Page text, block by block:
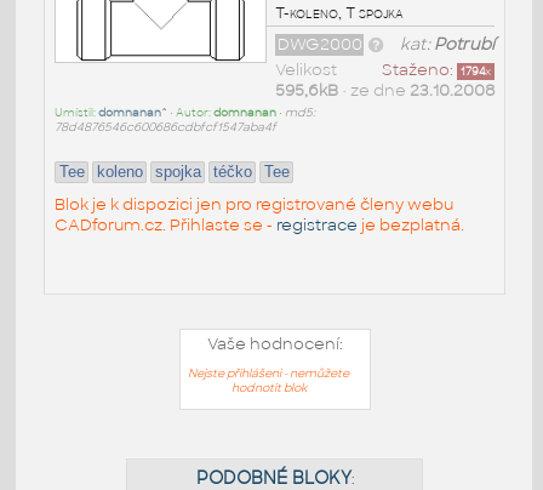
T-koleno, T spojka
kat:Potrubí
DWG2000
Staženo: 1794x
Velikost
595,6kB• ze dne 23.10.2008
Umístil:domnanan^ • Autor:domnanan• md5:
78d4876546c600686cdbfcf1547aba4f
Tee koleno spojka téčko Tee
Blok je k dispozici jen pro registrované členy webu
CADforum.cz. Přihlaste se - registrace je bezplatná.
Vaše hodnocení:
Nejste přihlášeni - nemůžete
hodnotit blok